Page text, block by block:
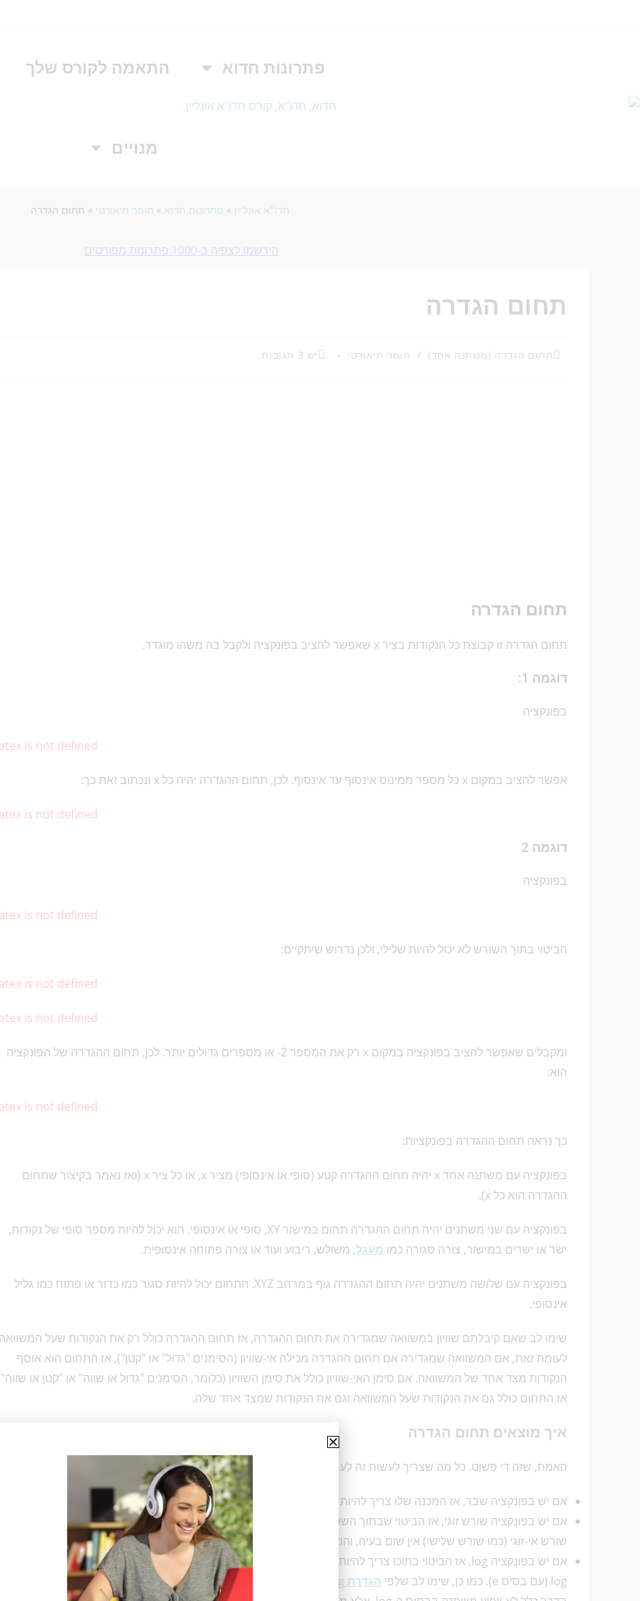
פתרונות חדוא התאמה לקורס שלך
מנויים
חדו"א אונליין » פתרונות חדוא » חומר תיאורטי » תחום הגדרה
הירשמו לצפיה ב-1000 פתרונות מפורטים
תחום הגדרה
תחום הגדרה (משתנה אחד) / חומר תיאורטי יש 3 תגובות
תחום הגדרה
תחום הגדרה זו קבוצת כל הנקודות בציר x שאפשר להציב בפונקציה ולקבל בה משהו מוגדר.
דוגמה 1:
בפונקציה
is not defined
אפשר להציב במקום x כל מספר ממינוס אינסוף עד אינסוף. לכן, תחום ההגדרה יהיה כל x ונכתוב זאת כך:
is not defined
דוגמה 2
בפונקציה
is not defined
הביטוי בתוך השורש לא יכול להיות שלילי, ולכן נדרוש שיתקיים:
is not defined
is not defined
ומקבלים שאפשר להציב בפונקציה במקום x רק את המספר 2- או מספרים גדולים יותר. לכן, תחום ההגדרה של הפונקציה
הוא:
is not defined
כך נראה תחום ההגדרה בפונקציות:
בפונקציה עם משתנה אחד x יהיה תחום ההגדרה קטע (סופי או אינסופי) מציר x, או כל ציר x (ואז נאמר בקיצור שתחום
ההגדרה הוא כל x).
בפונקציה עם שני משתנים יהיה תחום ההגדרה תחום במישור XY, סופי או אינסופי. הוא יכול להיות מספר סופי של נקודות,
ישר או ישרים במישור, צורה סגורה כמו מעגל, משולש, ריבוע ועוד או צורה פתוחה אינסופית.
בפונקציה עם שלושה משתנים יהיה תחום ההגדרה גוף במרחב XYZ. התחום יכול להיות סגור כמו כדור או פתוח כמו גליל
אינסופי.
שימו לב שאם קיבלתם שוויון במשוואה שמגדירה את תחום ההגדרה, אז תחום ההגדרה כולל רק את הנקודות שעל
לעומת זאת, אם המשוואה שמגדירה אם תחום ההגדרה מכילה אי-שוויון (הסימנים "גדול" או "קטן"), אז התחום הוא אוסף
הנקודות מצד אחד של המשוואה. אם סימן האי-שוויון כולל את סימן השוויון (כלומר, הסימנים "גדול או שווה" או "קטן או
אז התחום כולל גם את הנקודות שעל המשוואה וגם את הנקודות שמצד אחד שלה.
איך מוצאים תחום הגדרה
האמת, שזה די פשוט. כל מה שצריך לעשות זה לעבור על הכללים האלה:
אם יש בפונקציה שבר, אז המכנה שלו צריך להיות שונה מאפס.
אם יש בפונקציה שורש זוגי, אז הביטוי שבתוך השורש צריך להיות אי-שלילי, כלומר גדול או שווה לאפס. שימו לב שעם
שורש אי-זוגי (כמו שורש שלישי) אין שום בעיה, והוא לא מגביל את ערכי x.
log (עם בסיס e). כמו כן, שימו לב שלפי
הגדרת log
, גם בסיס ה-log חייב להיות גדול מאפס, ואפילו שונה מאחד, אבל